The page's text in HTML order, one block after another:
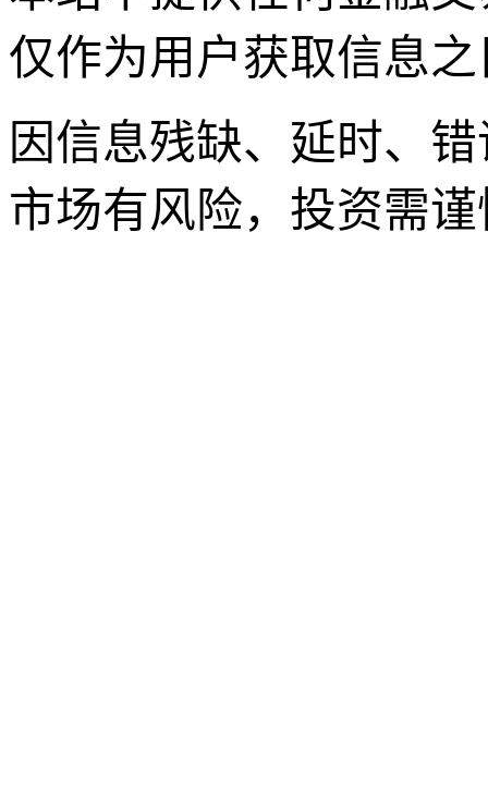
仅作为用户获取信息
因信息残缺、延时、
市场有风险，投资需